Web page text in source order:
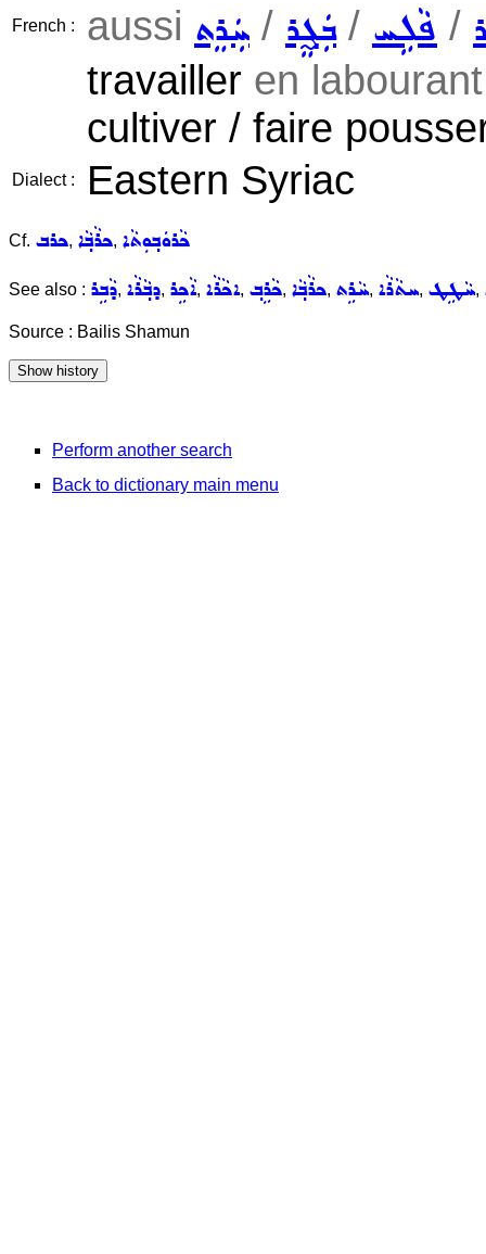
French :
aussi ܚܲܪܸܬ / ܒܲܓ̰ܸܪ/ ܦܵܠܹܚ /
travailler en
cultiver / faire
Dialect : Eastern Syriac
Cf. ܟܪܒ, ܟܪܵܒ݂ܵܐ, ܟܵܪܘܿܒ݂ܘܼܬܵܐ
See also : ܕܵܒܹܪ, ܕܒ݂ܵܪܵܐ, ܐܵܟܹܪ, ܐܟܵܪܵܐ, ܟܵܪܹܒ݂, ܟܪܵܒ݂ܵܐ, ܚܵܪܹܬ, ܚܬܵܪܵܐ, ܚܵܛܹܛ,
Source : Bailis Shamun
Perform another search
Back to dictionary main menu